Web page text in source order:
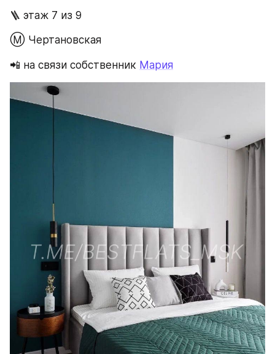
🪜 этаж 7 из 9
Ⓜ️ Чертановская
📲 на связи собственник Мария